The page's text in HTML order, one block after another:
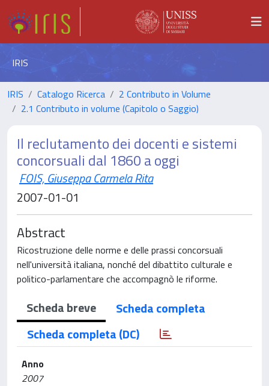
IRIS
IRIS Catalogo Ricerca
2 Contributo in Volume
2.1 Contributo in volume (Capitolo o Saggio)
Il reclutamento dei docenti e sistemi
concorsuali dal 1860 a oggi
FOIS, Giuseppa Carmela Rita
2007-01-01
Abstract
Ricostruzione delle norme e delle prassi concorsuali
nell'università italiana, nonché del dibattito culturale e
politico-parlamentare che accompagnò le riforme.
Scheda breve
Scheda completa
Scheda completa (DC)
Anno
2007